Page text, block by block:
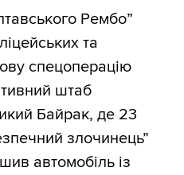
Рембо”
та
спецоперацію
штаб
Байрак, де 23
злочинець”
автомобіль із